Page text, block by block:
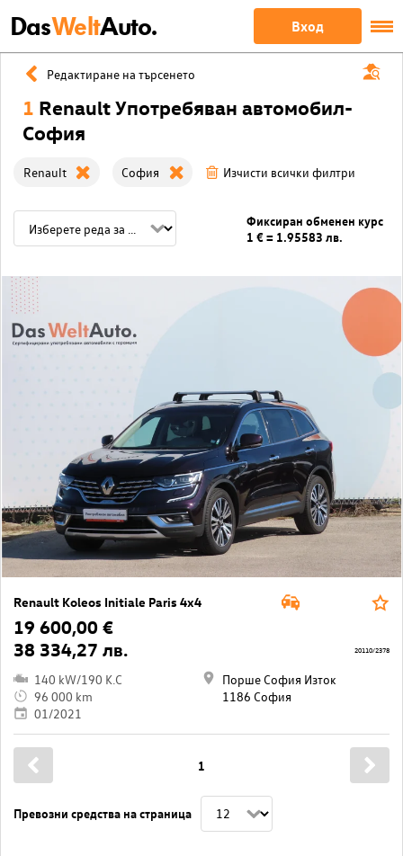
DasWeltAuto. Вход
Редактиране на търсенето
1 Renault Употребяван автомобил-
София
Renault София Изчисти всички филтри
Фиксиран обменен курс
1 € = 1.95583 лв.
Renault Koleos Initiale Paris 4x4
19 600,00 €
38 334,27 лв.
140 kW/190 K.C
96 000 km
01/2021
Порше София Изток
1186 София
20110/2378
Превозни средства на страница
1